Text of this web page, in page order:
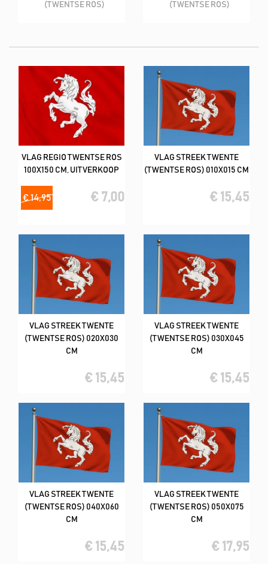
(TWENTSE ROS)
(TWENTSE ROS)
VLAG REGIO TWENTSE ROS
100X150 CM, UITVERKOOP
€ 14,95 € 7,00
VLAG STREEK TWENTE
(TWENTSE ROS) 010X015 CM
€ 15,45
VLAG STREEK TWENTE
(TWENTSE ROS) 020X030
CM
€ 15,45
VLAG STREEK TWENTE
(TWENTSE ROS) 030X045
CM
€ 15,45
VLAG STREEK TWENTE
(TWENTSE ROS) 040X060
CM
€ 15,45
VLAG STREEK TWENTE
(TWENTSE ROS) 050X075
CM
€ 17,95